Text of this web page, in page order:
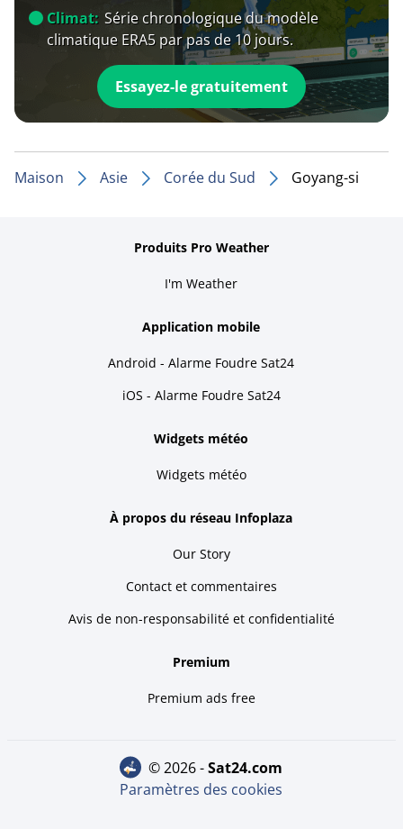
Climat: Série chronologique du modèle
climatique ERA5 par pas de 10 jours.
Essayez-le gratuitement
Maison Asie Corée du Sud Goyang-si
Produits Pro Weather
I'm Weather
Application mobile
Android - Alarme Foudre Sat24
iOS - Alarme Foudre Sat24
Widgets météo
Widgets météo
À propos du réseau Infoplaza
Our Story
Contact et commentaires
Avis de non-responsabilité et confidentialité
Premium
Premium ads free
© 2026 - sat24.com
Paramètres des cookies